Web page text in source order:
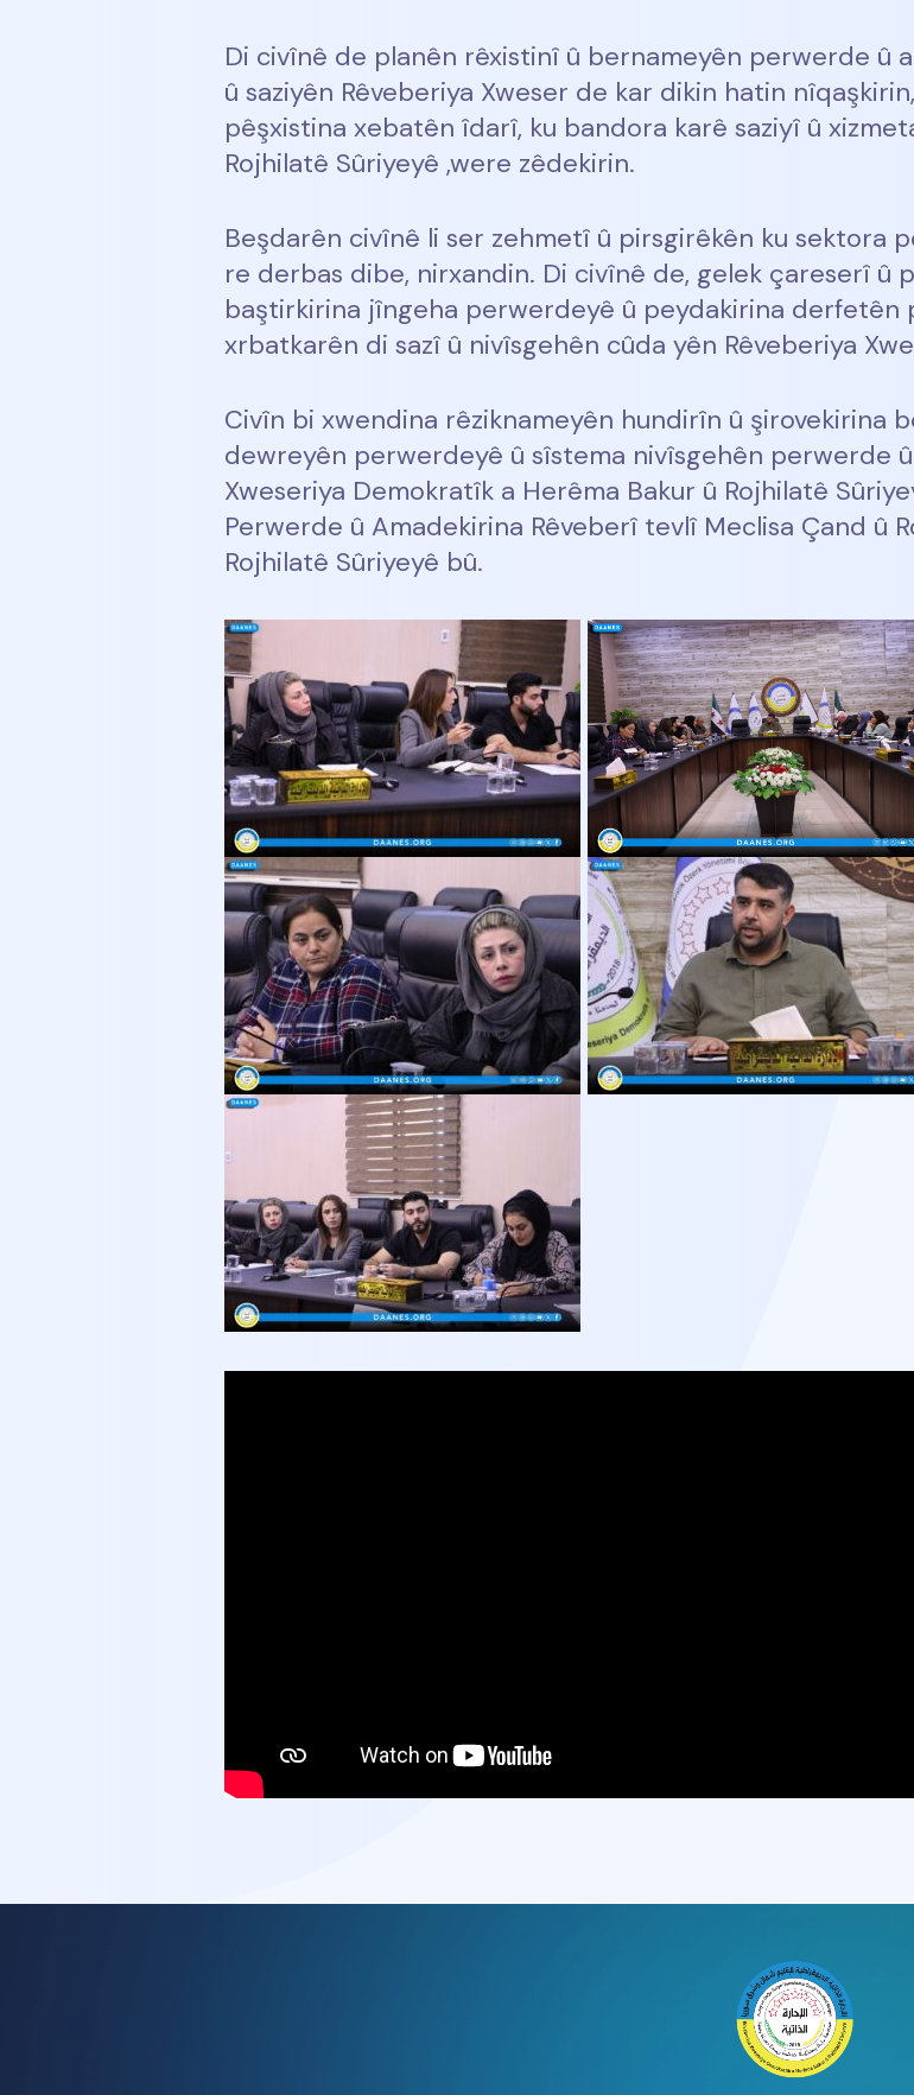
Di civînê de planên rêxistinî û bernameyên perwerde û
û saziyên Rêveberiya Xweser de kar dikin hatin
pêşxistina xebatên îdarî, ku bandora karê saziyî û
Rojhilatê Sûriyeyê ,were zêdekirin.
Beşdarên civînê li ser zehmetî û pirsgirêkên ku sektora
re derbas dibe, nirxandin. Di civînê de, gelek çareserî û
baştirkirina jîngeha perwerdeyê û peydakirina derfetên
xrbatkarên di sazî û nivîsgehên cûda yên Rêveberiya
Civîn bi xwendina rêziknameyên hundirîn û şirovekirina
dewreyên perwerdeyê û sîstema nivîsgehên perwerde
Xweseriya Demokratîk a Herêma Bakur û Rojhilatê
Perwerde û Amadekirina Rêveberî tevlî Meclisa Çand û
Rojhilatê Sûriyeyê bû.